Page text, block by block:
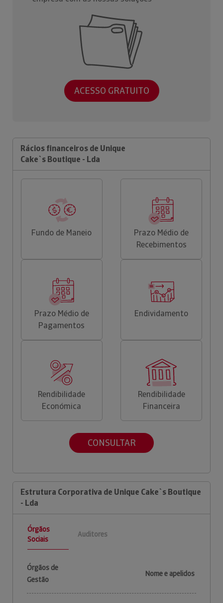
ACESSO GRATUITO
Rácios financeiros de Unique
Cake`s Boutique - Lda
Fundo de Maneio
Prazo Médio de
Recebimentos
Prazo Médio de
Pagamentos
Endividamento
Rendibilidade
Económica
Rendibilidade
Financeira
CONSULTAR
Estrutura Corporativa de Unique Cake`s Boutique
- Lda
Órgãos
Sociais
Auditores
Órgãos de
Gestão
Nome e apelidos